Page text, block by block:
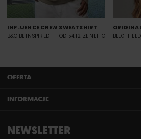
INFLUENCE CREW SWEATSHIRT
B&C BE INSPIRED OD 54.12 ZŁ NETTO BEECHFIELD
OFERTA
INFORMACJE
NEWSLETTER